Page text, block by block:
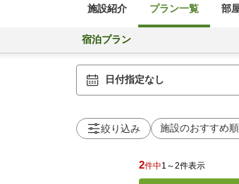
施設紹介 プラン一覧 部
宿泊プラン
日付指定なし
絞り込み
2件中1～2件表示